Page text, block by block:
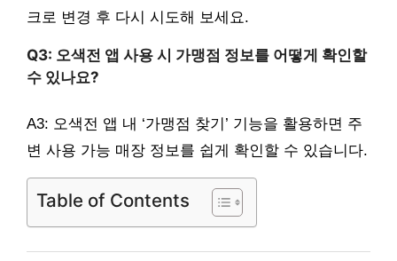
크로 변경 후 다시 시도해 보세요.
Q3: 오색전 앱 사용 시 가맹점 정보를 어떻게 확인할
수 있나요?
A3: 오색전 앱 내 ‘가맹점 찾기’ 기능을 활용하면 주
변 사용 가능 매장 정보를 쉽게 확인할 수 있습니다.
Table of Contents